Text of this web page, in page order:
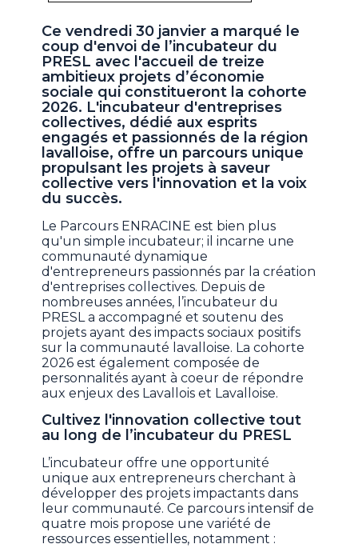
Ce vendredi 30 janvier a marqué le
coup d'envoi de l’incubateur du
PRESL avec l'accueil de treize
ambitieux projets d’économie
sociale qui constitueront la cohorte
2026. L'incubateur d'entreprises
collectives, dédié aux esprits
engagés et passionnés de la région
lavalloise, offre un parcours unique
propulsant les projets à saveur
collective vers l'innovation et la voix
du succès.
Le Parcours ENRACINE est bien plus
qu'un simple incubateur; il incarne une
communauté dynamique
d'entrepreneurs passionnés par la création
d'entreprises collectives. Depuis de
nombreuses années, l’incubateur du
PRESL a accompagné et soutenu des
projets ayant des impacts sociaux positifs
sur la communauté lavalloise. La cohorte
2026 est également composée de
personnalités ayant à coeur de répondre
aux enjeux des Lavallois et Lavalloise.
Cultivez l'innovation collective tout
au long de l’incubateur du PRESL
L’incubateur offre une opportunité
unique aux entrepreneurs cherchant à
développer des projets impactants dans
leur communauté. Ce parcours intensif de
quatre mois propose une variété de
ressources essentielles, notamment :